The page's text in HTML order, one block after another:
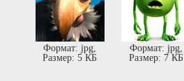
Формат: jpg,
Размер: 5 КБ
Формат: jpg,
Размер: 7 КБ